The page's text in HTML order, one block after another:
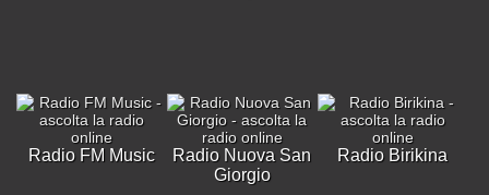
Radio FM Music
Radio Nuova San
Giorgio
Radio Birikina